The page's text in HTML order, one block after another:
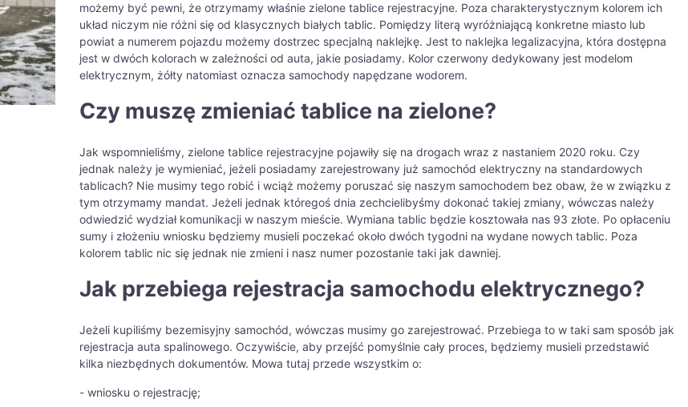
możemy być pewni, że otrzymamy właśnie zielone tablice rejestracyjne. Poza charakterystycznym kolorem ich
układ niczym nie różni się od klasycznych białych tablic. Pomiędzy literą wyróżniającą konkretne miasto lub
powiat a numerem pojazdu możemy dostrzec specjalną naklejkę. Jest to naklejka legalizacyjna, która dostępna
jest w dwóch kolorach w zależności od auta, jakie posiadamy. Kolor czerwony dedykowany jest modelom
elektrycznym, żółty natomiast oznacza samochody napędzane wodorem.
Czy muszę zmieniać tablice na zielone?
Jak wspomnieliśmy, zielone tablice rejestracyjne pojawiły się na drogach wraz z nastaniem 2020 roku. Czy
jednak należy je wymieniać, jeżeli posiadamy zarejestrowany już samochód elektryczny na standardowych
tablicach? Nie musimy tego robić i wciąż możemy poruszać się naszym samochodem bez obaw, że w związku z
tym otrzymamy mandat. Jeżeli jednak któregoś dnia zechcielibyśmy dokonać takiej zmiany, wówczas należy
odwiedzić wydział komunikacji w naszym mieście. Wymiana tablic będzie kosztowała nas 93 złote. Po opłaceniu
sumy i złożeniu wniosku będziemy musieli poczekać około dwóch tygodni na wydane nowych tablic. Poza
kolorem tablic nic się jednak nie zmieni i nasz numer pozostanie taki jak dawniej.
Jak przebiega rejestracja samochodu elektrycznego?
Jeżeli kupiliśmy bezemisyjny samochód, wówczas musimy go zarejestrować. Przebiega to w taki sam sposób jak
rejestracja auta spalinowego. Oczywiście, aby przejść pomyślnie cały proces, będziemy musieli przedstawić
kilka niezbędnych dokumentów. Mowa tutaj przede wszystkim o:
- wniosku o rejestrację;